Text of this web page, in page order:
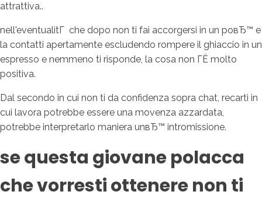
attrattiva..
nell'eventualitГ che dopo non ti fai accorgersi in un poвЂ™ e
la contatti apertamente escludendo rompere il ghiaccio in un
espresso e nemmeno ti risponde, la cosa non ГЁ molto
positiva.
Dal secondo in cui non ti da confidenza sopra chat, recarti in
cui lavora potrebbe essere una movenza azzardata,
potrebbe interpretarlo maniera unвЂ™ intromissione.
se questa giovane polacca
che vorresti ottenere non ti